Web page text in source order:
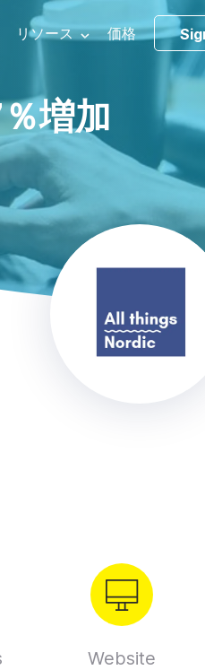
レート
プレート
レート
Trending
コラージュ・ビ
ズーム・バー
ホリデー・ビデオ
ビデオのイント
elements
ネイル
る
へ
Video marketing
AIでテキストを動
ビデオ広告メーカー
リソース
ーケティング・ブログ
ベター・ショー
・ベース
ュートリアル
ブック・コミュニティ
価格
増加
Website